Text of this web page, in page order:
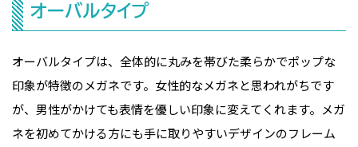
オーバルタイプ
オーバルタイプは、全体的に丸みを帯びた柔らかでポップな
印象が特徴のメガネです。女性的なメガネと思われがちです
が、男性がかけても表情を優しい印象に変えてくれます。メガ
ネを初めてかける方にも手に取りやすいデザインのフレーム